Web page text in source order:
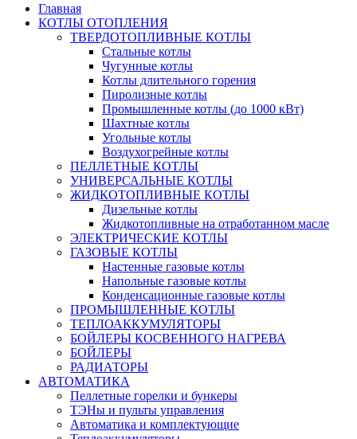
Главная
КОТЛЫ ОТОПЛЕНИЯ
ТВЕРДОТОПЛИВНЫЕ КОТЛЫ
Стальные котлы
Чугунные котлы
Котлы длительного горения
Пиролизные котлы
Промышленные котлы (до 1000 кВт)
Шахтные котлы
Угольные котлы
Воздухогрейные котлы
ПЕЛЛЕТНЫЕ КОТЛЫ
УНИВЕРСАЛЬНЫЕ КОТЛЫ
ЖИДКОТОПЛИВНЫЕ КОТЛЫ
Дизельные котлы
Жидкотопливные на отработанном масле
ЭЛЕКТРИЧЕСКИЕ КОТЛЫ
ГАЗОВЫЕ КОТЛЫ
Настенные газовые котлы
Напольные газовые котлы
Конденсационные газовые котлы
ПРОМЫШЛЕННЫЕ КОТЛЫ
ТЕПЛОАККУМУЛЯТОРЫ
БОЙЛЕРЫ КОСВЕННОГО НАГРЕВА
БОЙЛЕРЫ
РАДИАТОРЫ
АВТОМАТИКА
Пеллетные горелки и бункеры
ТЭНы и пульты управления
Автоматика и комплектующие